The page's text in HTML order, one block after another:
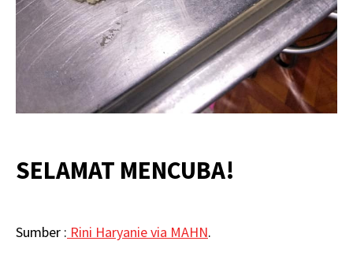
SELAMAT MENCUBA!
Sumber : Rini Haryanie via MAHN.